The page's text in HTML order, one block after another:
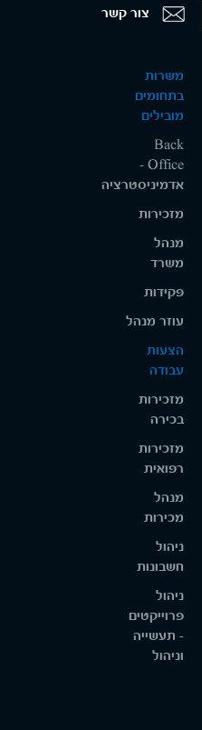
משרות
בתחומים
מובילים
Back
Office -
אדמיניסטרציה
מזכירות
מנהל
משרד
פקידות
עוזר מנהל
הצעות
עבודה
מזכירות
בכירה
מזכירות
רפואית
מנהל
מכירות
ניהול
חשבונות
ניהול
פרוייקטים
- תעשייה
וניהול